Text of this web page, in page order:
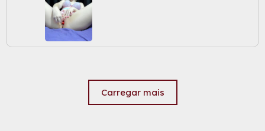
Carregar mais